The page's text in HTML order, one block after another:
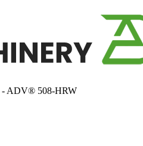
- ADV® 508-HRW